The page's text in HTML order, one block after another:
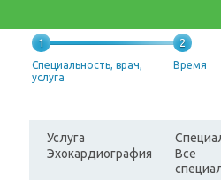
1
Специальность, врач,
услуга
2
Время
Услуга
Эхокардиография
Все